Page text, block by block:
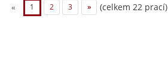
« 1 2 3 » (celkem 22 prací)